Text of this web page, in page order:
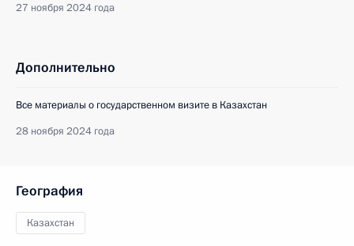
27 ноября 2024 года
Дополнительно
Все материалы о государственном визите в Казахстан
28 ноября 2024 года
География
Казахстан